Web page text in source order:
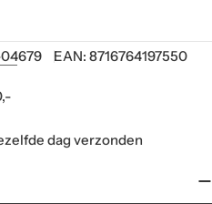
EAN: 8716764197550
dag verzonden